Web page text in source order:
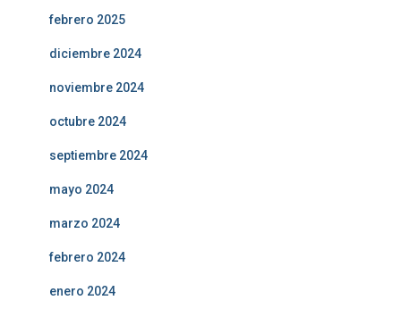
febrero 2025
diciembre 2024
noviembre 2024
octubre 2024
septiembre 2024
mayo 2024
marzo 2024
febrero 2024
enero 2024